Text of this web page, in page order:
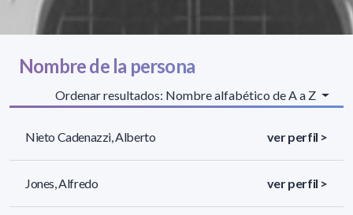
Nombre de la persona
Ordenar resultados: Nombre alfabético de A a Z
Nieto Cadenazzi, Alberto ver perfil >
Jones, Alfredo ver perfil >